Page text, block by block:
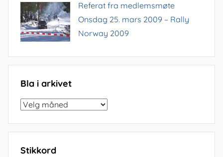
Referat fra medlemsmøte
Onsdag 25. mars 2009 – Rally
Norway 2009
Bla i arkivet
Bla
arkivet
Stikkord